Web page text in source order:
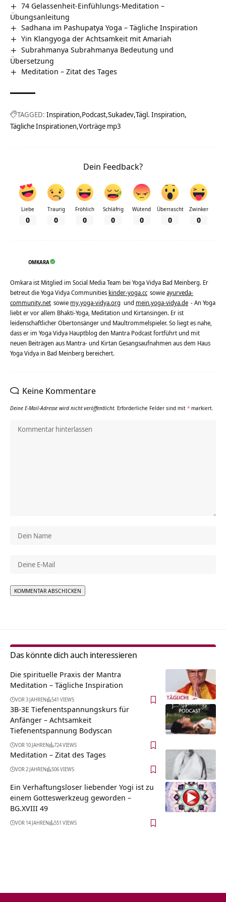
74 Gelassenheit-Einfühlungs-Meditation –
Übungsanleitung
Sadhana im Pashupatya Yoga – Tägliche Inspiration
Yin Klangyoga der Achtsamkeit mit Amariah
Subrahmanya Subrahmanya Bedeutung und
Übersetzung
Meditation – Zitat des Tages
TAGGED: Inspiration Podcast Sukadev Tägl. Inspiration
Tägliche Inspirationen Vorträge mp3
Dein Feedback?
Liebe
0
Traurig
0
Fröhlich
0
Schläfrig
0
Wütend
0
Überrascht
0
Zwinker
0
OMKARA
Omkara ist Mitglied im Social Media Team bei Yoga Vidya Bad Meinberg. Er
betreut die Yoga Vidya Communities kinder-yoga.cc sowieayurveda-
community.net sowie my.yoga-vidya.org und mein.yoga-vidya.de - An Yoga
liebt er vor allem Bhakti-Yoga, Meditation und Kirtansingen. Er ist
leidenschaftlicher Obertonsänger und Maultrommelspieler. So liegt es nahe,
dass er im Yoga Vidya Hauptblog den Mantra Podcast fortführt und mit
neuen Beiträgen aus Mantra- und Kirtan Gesangsaufnahmen aus dem Haus
Yoga Vidya in Bad Meinberg bereichert.
Keine Kommentare
Deine E-Mail-Adresse wird nicht veröffentlicht. Erforderliche Felder sind mit * markiert.
Das könnte dich auch interessieren
Die spirituelle Praxis der Mantra
Meditation – Tägliche Inspiration
VOR 3 JAHREN 541 VIEWS
3B-3E Tiefenentspannungskurs für
Anfänger – Achtsamkeit
Tiefenentspannung Bodyscan
VOR 10 JAHREN 724 VIEWS
Meditation – Zitat des Tages
VOR 2 JAHREN 506 VIEWS
Ein Verhaftungsloser liebender Yogi ist zu
einem Gotteswerkzeug geworden –
BG.XVIII 49
VOR 14 JAHREN 551 VIEWS